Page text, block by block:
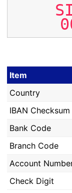
SI
Item
Country
IBAN Checksum
Bank Code
Branch Code
Account
Check Digit